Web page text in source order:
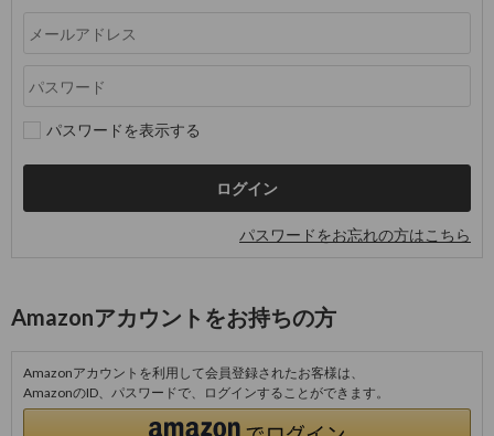
パスワードを表示する
パスワードをお忘れの方はこちら
Amazonアカウントをお持ちの方
Amazonアカウントを利用して会員登録されたお客様は、
AmazonのID、パスワードで、ログインすることができます。